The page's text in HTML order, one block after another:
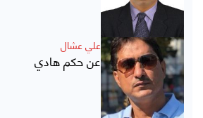
علي عشال
عن حكم هادي